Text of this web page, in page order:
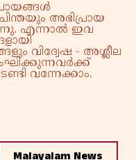
അഭിപ്രായ
എന്നാൽ ഇവ
വിദ്വേഷ - അശ്ലീല
വന്നേക്കാം.
Malayalam News